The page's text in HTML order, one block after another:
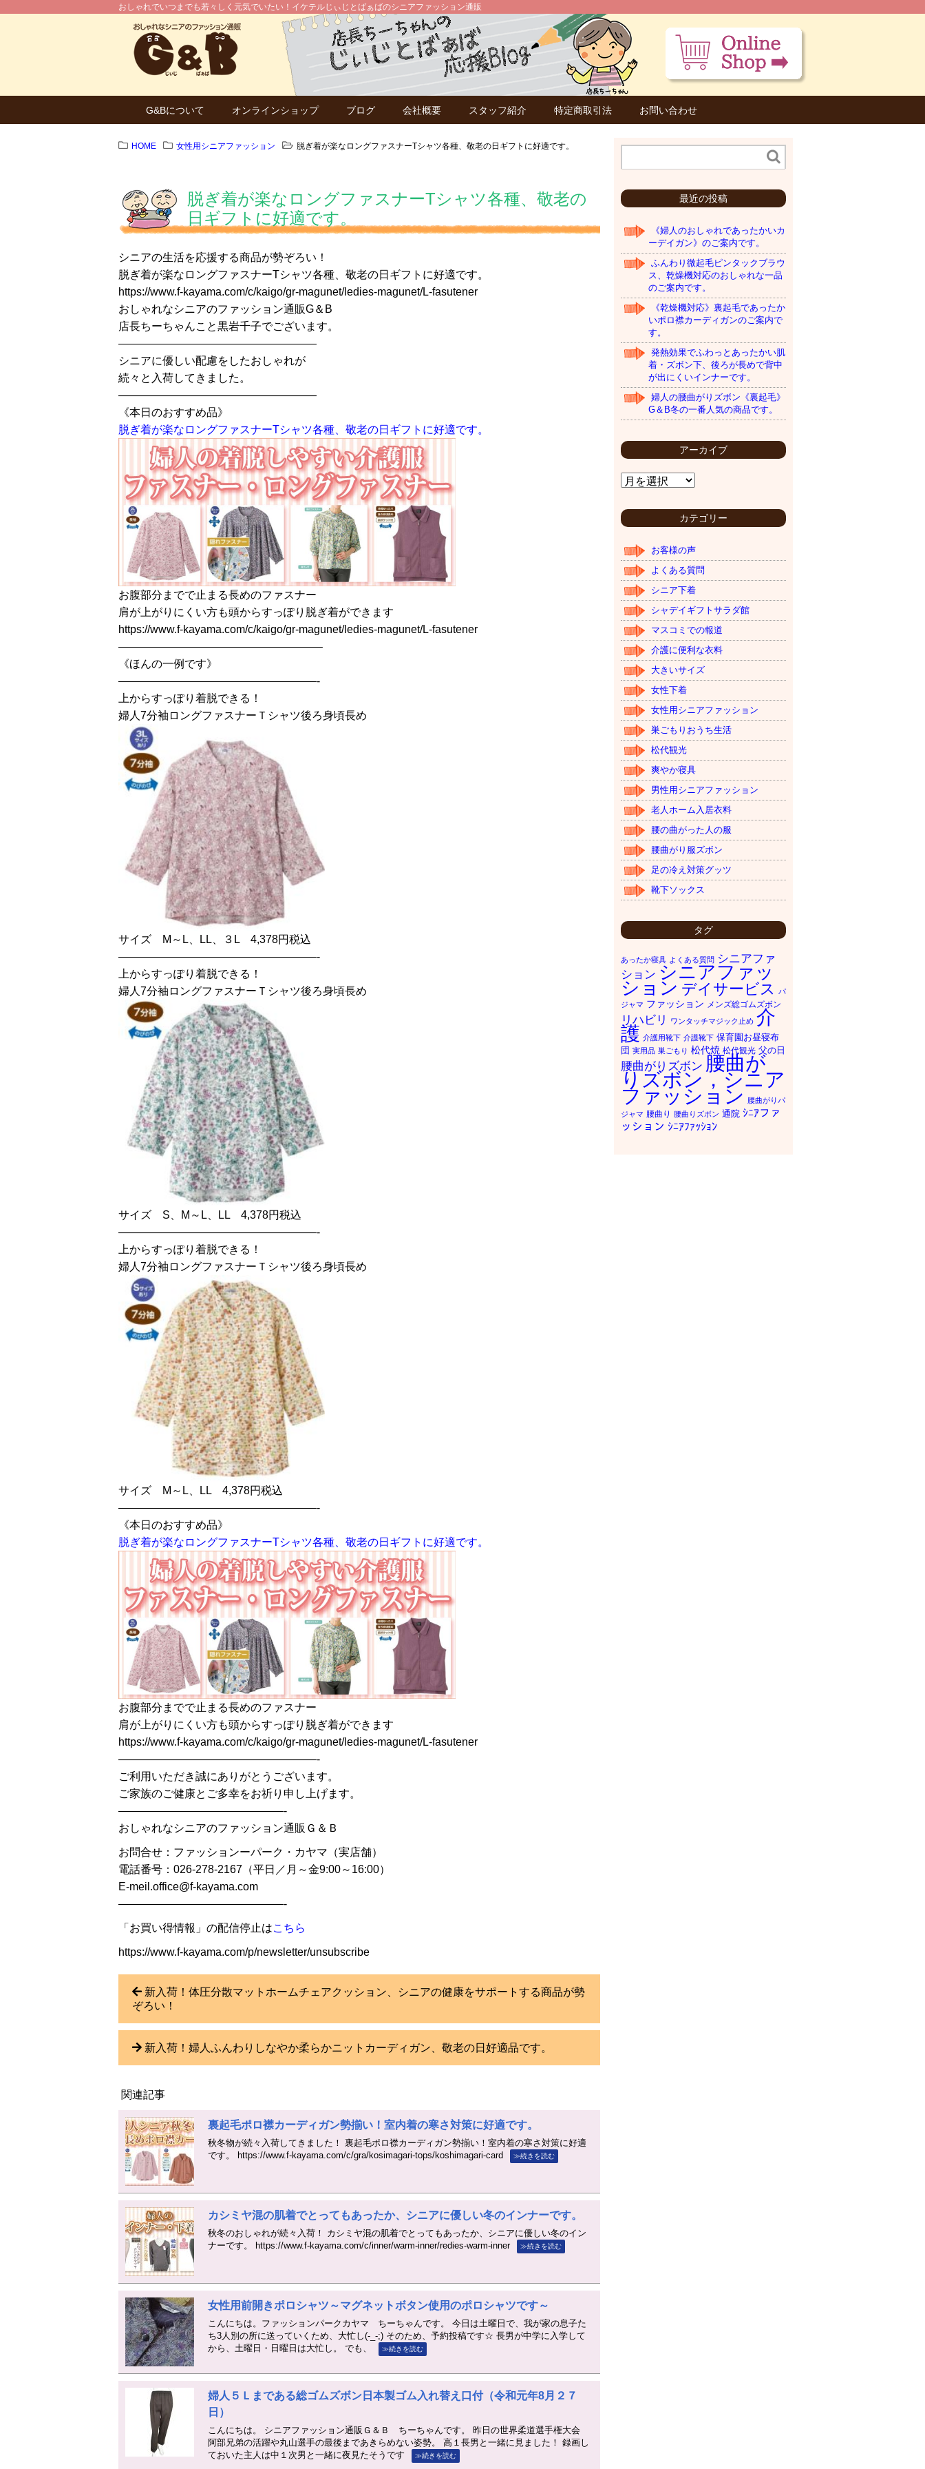
おしゃれでいつまでも若々しく元気でいたい！イケテルじぃじとばぁばのシニアファッション通販
G&Bについて オンラインショップ ブログ 会社概要 スタッフ紹介 特定商取引法 お問い合わせ
HOME 女性用シニアファッション 脱ぎ着が楽なロングファスナーTシャツ各種、敬老の日ギフトに好適です。
脱ぎ着が楽なロングファスナーTシャツ各種、敬老の
日ギフトに好適です。
シニアの生活を応援する商品が勢ぞろい！
脱ぎ着が楽なロングファスナーTシャツ各種、敬老の日ギフトに好適です。
https://www.f-kayama.com/c/kaigo/gr-magunet/ledies-magunet/L-fasutener
おしゃれなシニアのファッション通販G＆B
店長ちーちゃんこと黒岩千子でございます。
——————————————————
シニアに優しい配慮をしたおしゃれが
続々と入荷してきました。
——————————————————
《本日のおすすめ品》
脱ぎ着が楽なロングファスナーTシャツ各種、敬老の日ギフトに好適です。
お腹部分までで止まる長めのファスナー
肩が上がりにくい方も頭からすっぽり脱ぎ着ができます
https://www.f-kayama.com/c/kaigo/gr-magunet/ledies-magunet/L-fasutener
——————————————————–
《ほんの一例です》
——————————————————-
上からすっぽり着脱できる！
婦人7分袖ロングファスナーＴシャツ後ろ身頃長め
サイズ M～L、LL、３L 4,378円税込
——————————————————-
上からすっぽり着脱できる！
婦人7分袖ロングファスナーＴシャツ後ろ身頃長め
サイズ S、M～L、LL 4,378円税込
——————————————————-
上からすっぽり着脱できる！
婦人7分袖ロングファスナーＴシャツ後ろ身頃長め
サイズ M～L、LL 4,378円税込
——————————————————-
《本日のおすすめ品》
脱ぎ着が楽なロングファスナーTシャツ各種、敬老の日ギフトに好適です。
お腹部分までで止まる長めのファスナー
肩が上がりにくい方も頭からすっぽり脱ぎ着ができます
https://www.f-kayama.com/c/kaigo/gr-magunet/ledies-magunet/L-fasutener
——————————————————-
ご利用いただき誠にありがとうございます。
ご家族のご健康とご多幸をお祈り申し上げます。
———————————————-
おしゃれなシニアのファッション通販Ｇ＆Ｂ
お問合せ：ファッションーパーク・カヤマ（実店舗）
電話番号：026-278-2167（平日／月～金9:00～16:00）
E-meil.office@f-kayama.com
———————————————-
「お買い得情報」の配信停止はこちら
https://www.f-kayama.com/p/newsletter/unsubscribe
新入荷！体圧分散マットホームチェアクッション、シニアの健康をサポートする商品が勢
ぞろい！
新入荷！婦人ふんわりしなやか柔らかニットカーディガン、敬老の日好適品です。
関連記事
裏起毛ポロ襟カーディガン勢揃い！室内着の寒さ対策に好適です。
秋冬物が続々入荷してきました！ 裏起毛ポロ襟カーディガン勢揃い！室内着の寒さ対策に好適
です。 https://www.f-kayama.com/c/gra/kosimagari-tops/koshimagari-card
≫続きを読む
カシミヤ混の肌着でとってもあったか、シニアに優しい冬のインナーです。
秋冬のおしゃれが続々入荷！ カシミヤ混の肌着でとってもあったか、シニアに優しい冬のイン
ナーです。 https://www.f-kayama.com/c/inner/warm-inner/redies-warm-inner
≫続きを読む
女性用前開きポロシャツ～マグネットボタン使用のポロシャツです～
こんにちは。ファッションパークカヤマ ちーちゃんです。 今日は土曜日で、我が家の息子た
ち3人別の所に送っていくため、大忙し(-_-;) そのため、予約投稿です☆ 長男が中学に入学して
から、土曜日・日曜日は大忙し。 でも、
≫続きを読む
婦人５Ｌまである総ゴムズボン日本製ゴム入れ替え口付（令和元年8月２７
日）
こんにちは。 シニアファッション通販Ｇ＆Ｂ ちーちゃんです。 昨日の世界柔道選手権大会
阿部兄弟の活躍や丸山選手の最後まであきらめない姿勢。 高１長男と一緒に見ました！ 録画し
ておいた主人は中１次男と一緒に夜見たそうです
≫続きを読む
最近の投稿
《婦人のおしゃれであったかいカ
ーデイガン》のご案内です。
ふんわり微起毛ピンタックブラウ
ス、乾燥機対応のおしゃれな一品
のご案内です。
《乾燥機対応》裏起毛であったか
いポロ襟カーディガンのご案内で
す。
発熱効果でふわっとあったかい肌
着・ズボン下、後ろが長めで背中
が出にくいインナーです。
婦人の腰曲がりズボン《裏起毛》
G＆B冬の一番人気の商品です。
アーカイブ
ア
ー
イ
ブ
カテゴリー
お客様の声
よくある質問
シニア下着
シャデイギフトサラダ館
マスコミでの報道
介護に便利な衣料
大きいサイズ
女性下着
女性用シニアファッション
巣ごもりおうち生活
松代観光
爽やか寝具
男性用シニアファッション
老人ホーム入居衣料
腰の曲がった人の服
腰曲がり服ズボン
足の冷え対策グッツ
靴下ソックス
タグ
あったか寝具 よくある質問 シニアファ
ション シニアファッ
ション デイサービス
パ
ジャマ ファッション メンズ総ゴムズボン
リハビリ ワンタッチマジック止め 介
護 介護用靴下 介護靴下 保育園お昼寝布
団 実用品 巣ごもり 松代焼 松代観光 父の日
腰曲がりズボン 腰曲が
りズボン，シニア
ファッション
腰曲がりパ
ジャマ 腰曲り 腰曲りズボン 通院 ｼﾆｱファ
ッション ｼﾆｱﾌｧｯｼｮﾝ